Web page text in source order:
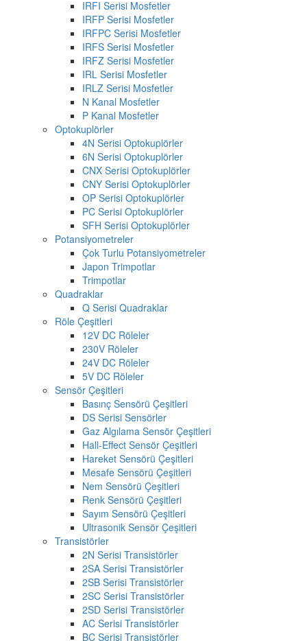
IRFI Serisi Mosfetler
IRFP Serisi Mosfetler
IRFPC Serisi Mosfetler
IRFS Serisi Mosfetler
IRFZ Serisi Mosfetler
IRL Serisi Mosfetler
IRLZ Serisi Mosfetler
N Kanal Mosfetler
P Kanal Mosfetler
Optokuplörler
4N Serisi Optokuplörler
6N Serisi Optokuplörler
CNX Serisi Optokuplörler
CNY Serisi Optokuplörler
OP Serisi Optokuplörler
PC Serisi Optokuplörler
SFH Serisi Optokuplörler
Potansiyometreler
Çok Turlu Potansiyometreler
Japon Trimpotlar
Trimpotlar
Quadraklar
Q Serisi Quadraklar
Röle Çeşitleri
12V DC Röleler
230V Röleler
24V DC Röleler
5V DC Röleler
Sensör Çeşitleri
Basınç Sensörü Çeşitleri
DS Serisi Sensörler
Gaz Algılama Sensör Çeşitleri
Hall-Effect Sensör Çeşitleri
Hareket Sensörü Çeşitleri
Mesafe Sensörü Çeşitleri
Nem Sensörü Çeşitleri
Renk Sensörü Çeşitleri
Sayım Sensörü Çeşitleri
Ultrasonik Sensör Çeşitleri
Transistörler
2N Serisi Transistörler
2SA Serisi Transistörler
2SB Serisi Transistörler
2SC Serisi Transistörler
2SD Serisi Transistörler
AC Serisi Transistörler
BC Serisi Transistörler